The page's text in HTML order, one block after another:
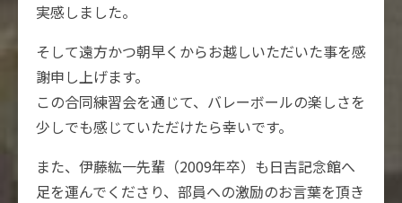
実感しました。
そして遠方かつ朝早くからお越しいただいた事を感
謝申し上げます。
この合同練習会を通じて、バレーボールの楽しさを
少しでも感じていただけたら幸いです。
また、伊藤紘一先輩（2009年卒）も日吉記念館へ
足を運んでくださり、部員への激励のお言葉を頂き